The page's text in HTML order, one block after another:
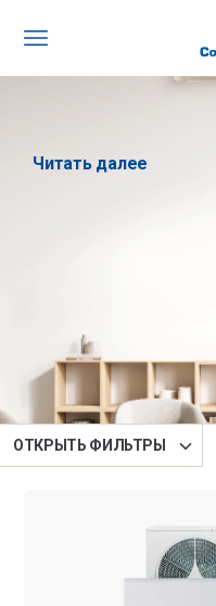
Читать далее
Сортировка
OТКРЫТЬ ФИЛЬТРЫ